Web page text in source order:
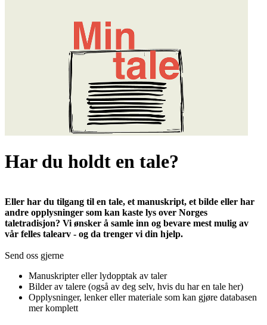
Har du holdt en tale?
Eller har du tilgang til en tale, et manuskript, et bilde eller har
andre opplysninger som kan kaste lys over Norges
taletradisjon? Vi ønsker å samle inn og bevare mest mulig av
vår felles talearv - og da trenger vi din hjelp.
Send oss gjerne
Manuskripter eller lydopptak av taler
Bilder av talere (også av deg selv, hvis du har en tale her)
Opplysninger, lenker eller materiale som kan gjøre databasen
mer komplett